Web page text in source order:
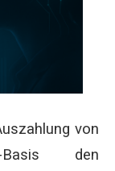
von
Basis den